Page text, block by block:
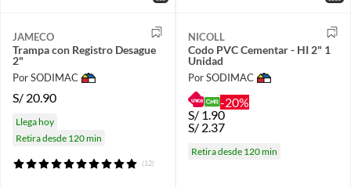
JAMECO
Trampa con Registro Desague
2"
Por SODIMAC
S/ 20.90
Llega hoy
Retira desde 120 min
(12)
NICOLL
Codo PVC Cementar - HI 2" 1
Unidad
Por SODIMAC
-20%
S/ 1.90
S/ 2.37
Retira desde 120 min